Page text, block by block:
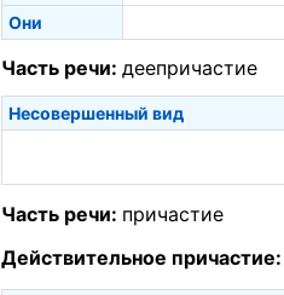
Они
Часть речи: деепричастие
Несовершенный вид
Часть речи: причастие
Действительное причастие: